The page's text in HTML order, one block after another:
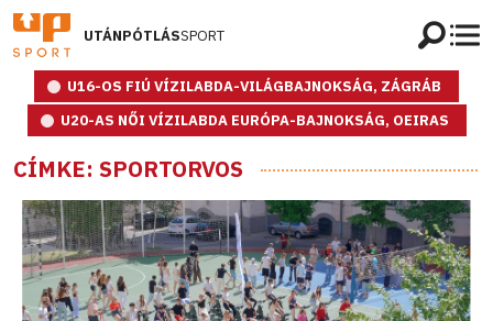
UTÁNPÓTLÁSSPORT
U16-OS FIÚ VÍZILABDA-VILÁGBAJNOKSÁG, ZÁGRÁB
U20-AS NŐI VÍZILABDA EURÓPA-BAJNOKSÁG, OEIRAS
CÍMKE: SPORTORVOS